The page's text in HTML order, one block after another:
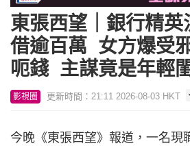
東張西望｜銀行精英
借逾百萬 女方爆受
呃錢 主謀竟是年輕
影視圈 更新時間：21:11 2026-08-03 HKT
今晚《東張西望》報道，一名現